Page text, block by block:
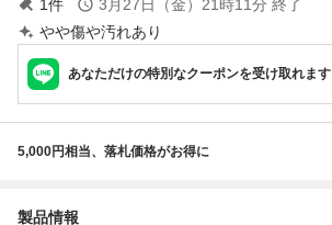
1件 3月27日（金）21時11分 終了
やや傷や汚れあり
あなただけの特別なクーポンを受け取れます
5,000円相当、落札価格がお得に
製品情報